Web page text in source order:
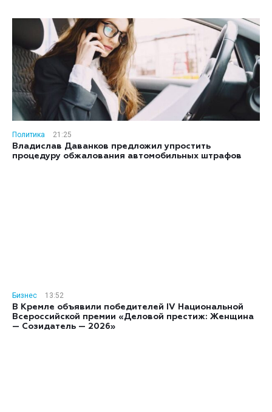
Политика
21:25
Владислав Даванков предложил упростить
процедуру обжалования автомобильных штрафов
Бизнес
13:52
В Кремле объявили победителей IV Национальной
Всероссийской премии «Деловой престиж: Женщина
— Созидатель — 2026»